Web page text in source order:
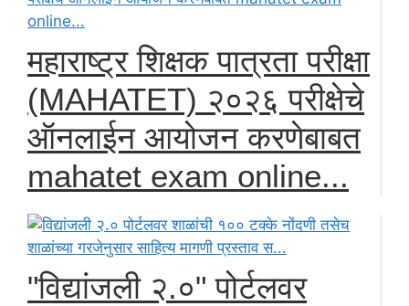
महाराष्ट्र शिक्षक पात्रता परीक्षा
(MAHATET) २०२६ परीक्षेचे
ऑनलाईन आयोजन करणेबाबत
mahatet exam online...
"विद्यांजली २.०" पोर्टलवर